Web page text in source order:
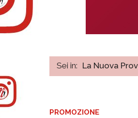
Sei in: La Nuova
PROMOZIONE